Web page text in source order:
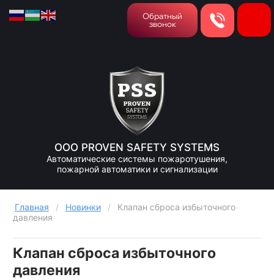
Обратный
звонок
ООО PROVEN SAFETY SYSTEMS
Автоматические системы пожаротушения,
пожарной автоматики и сигнализации
Главная / Новинки /
Клапан сброса избыточного
давления
Клапан сброса избыточного
давления